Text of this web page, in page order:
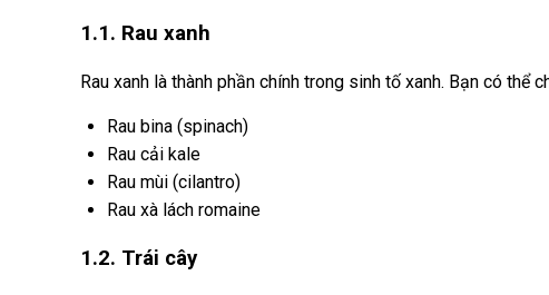
1.1. Rau xanh
Rau xanh là thành phần chính trong sinh tố xanh. Bạn có thể
Rau bina (spinach)
Rau cải kale
Rau mùi (cilantro)
Rau xà lách romaine
1.2. Trái cây